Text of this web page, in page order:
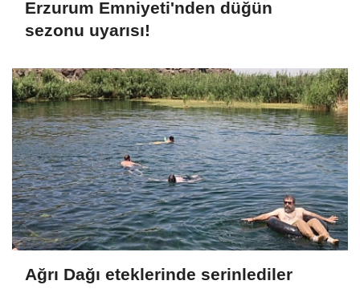
Erzurum Emniyeti'nden düğün
sezonu uyarısı!
Ağrı Dağı eteklerinde serinlediler